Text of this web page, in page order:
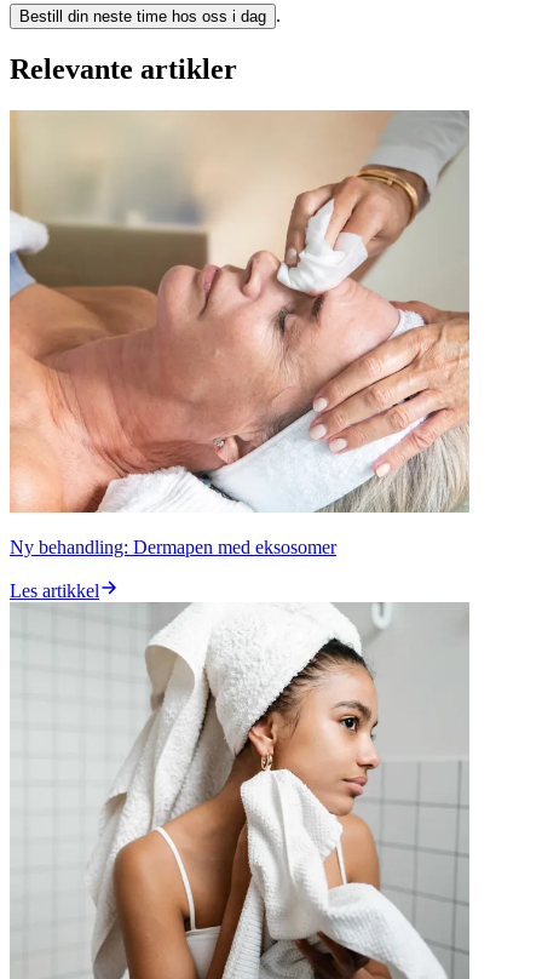
Bestill din neste time hos oss i dag .
Relevante artikler
Ny behandling: Dermapen med eksosomer
Les artikkel